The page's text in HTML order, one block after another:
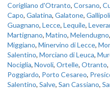
Corigliano d'Otranto, Corsano,
Capo, Galatina, Galatone, Gallipoli
Guagnano, Lecce, Lequile,
Martignano, Matino, Melendugno,
Miggiano, Minervino di Lecce,
Salentino, Morciano di Leuca,
Nociglia, Novoli, Ortelle, Otranto,
Poggiardo, Porto Cesareo,
Salentino, Salve, San Cassiano,